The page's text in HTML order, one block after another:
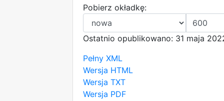
Pobierz okładkę:
Ostatnio opublikowano: 31 maja
Pełny XML
Wersja HTML
Wersja TXT
Wersja PDF